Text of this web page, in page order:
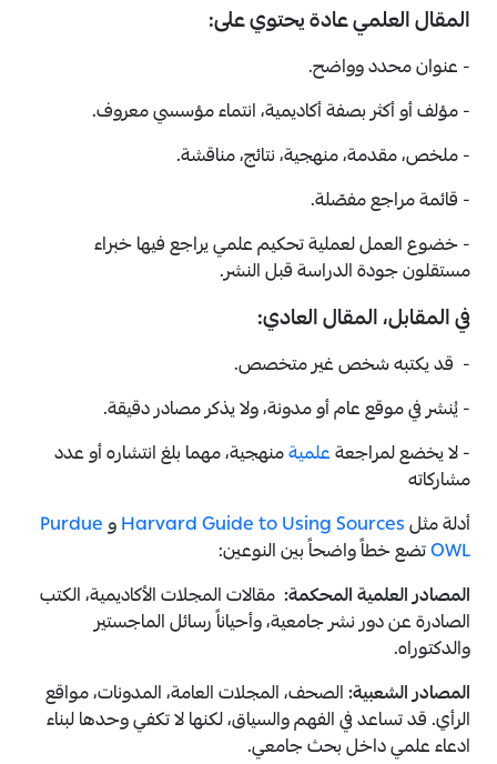
المقال العلمي عادة يحتوي على:
- عنوان محدد وواضح.
- مؤلف أو أكثر بصفة أكاديمية، انتماء مؤسسي معروف.
- ملخص، مقدمة، منهجية، نتائج، مناقشة.
- قائمة مراجع مفصّلة.
- خضوع العمل لعملية تحكيم علمي يراجع فيها خبراء
مستقلون جودة الدراسة قبل النشر.
في المقابل، المقال العادي:
- قد يكتبه شخص غير متخصص.
- يُنشر في موقع عام أو مدونة، ولا يذكر مصادر دقيقة.
- لا يخضع لمراجعةعلميةمنهجية، مهما بلغ انتشاره أو عدد
مشاركاته
أدلة مثلHarvard Guide to Using SourcesوPurdue
OWLتضع خطاً واضحاً بين النوعين:
المصادر العلمية المحكمة: مقالات المجلات الأكاديمية، الكتب
الصادرة عن دور نشر جامعية، وأحياناً رسائل الماجستير
والدكتوراه.
المصادر الشعبية:الصحف، المجلات العامة، المدونات، مواقع
الرأي. قد تساعد في الفهم والسياق، لكنها لا تكفي وحدها لبناء
ادعاء علمي داخل بحث جامعي.